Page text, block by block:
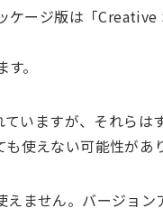
ケージ版は「
。
いますが、それらは
使えない可能性があ
ません。バージョ